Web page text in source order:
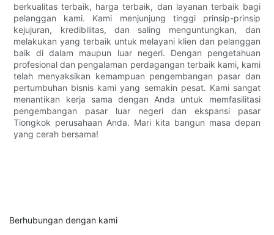
berkualitas terbaik, harga terbaik, dan layanan terbaik bagi
pelanggan kami. Kami menjunjung tinggi prinsip-prinsip
kejujuran, kredibilitas, dan saling menguntungkan, dan
melakukan yang terbaik untuk melayani klien dan pelanggan
baik di dalam maupun luar negeri. Dengan pengetahuan
profesional dan pengalaman perdagangan terbaik kami, kami
telah menyaksikan kemampuan pengembangan pasar dan
pertumbuhan bisnis kami yang semakin pesat. Kami sangat
menantikan kerja sama dengan Anda untuk memfasilitasi
pengembangan pasar luar negeri dan ekspansi pasar
Tiongkok perusahaan Anda. Mari kita bangun masa depan
yang cerah bersama!
Berhubungan dengan kami